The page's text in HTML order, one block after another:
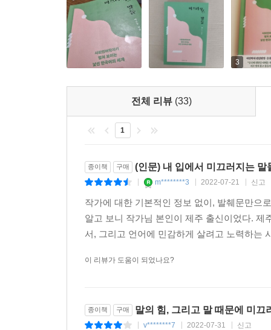
『미끄러지는 말들』은 한국어와 한국 사회, 그리
대신 조용히 연대의 손을 잡으려는 이들에게 보내
한다. 이는 순수와 표준, 효율과 경쟁력을 가장
넘나드는 말‘들’, ‘서로에게 말 걸기 위해 기꺼이 엉
3
전체 리뷰 (33)
1
종이책 구매 (인문) 내 입에서 미끄러지는 말
m********3 2022-07-21 신고
작가에 대한 기본적인 정보 없이, 발췌문만으
알고 보니 작가님 본인이 제주 출신이었다.
서, 그리고 언어에 민감하게 살려고 노력하는
이 리뷰가 도움이 되었나요?
종이책 구매 말의 힘, 그리고 말 때문에 미끄
v********7 2022-07-31 신고